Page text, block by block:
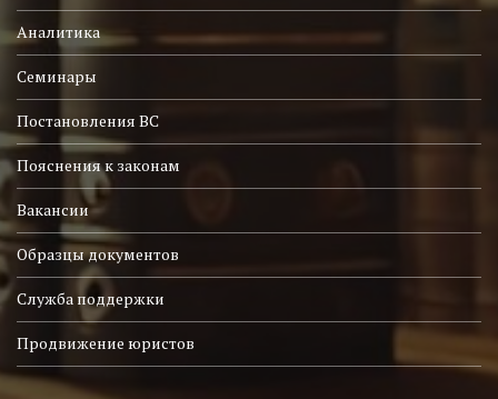
Аналитика
Семинары
Постановления ВС
Пояснения к законам
Вакансии
Образцы документов
Служба поддержки
Продвижение юристов